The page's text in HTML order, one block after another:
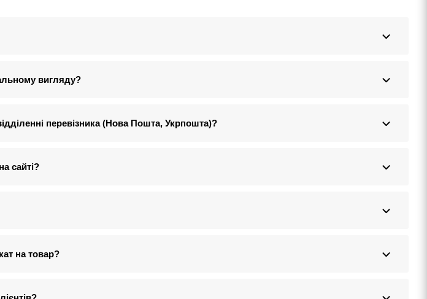
вигляду?
перевізника (Нова Пошта, Укрпошта)?
сайті?
на товар?